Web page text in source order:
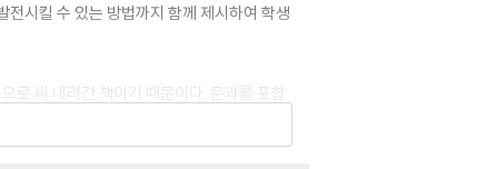
시킬 수 있는 방법까지 함께 제시하여 학생
로 써 내려간 책이기 때문이다. 문과를 포함
때 후회가 아닌 기대와 희망으로 가득하